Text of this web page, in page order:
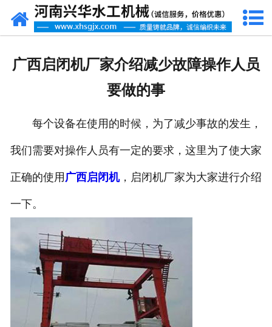
网站首页
资质荣誉
广西启闭机厂家介绍减少故障操作人员
要做的事
每个设备在使用的时候，为了减少事故的发生，
我们需要对操作人员有一定的要求，这里为了使大家
正确的使用 广西启闭机，启闭机厂家为大家进行介绍
一下。